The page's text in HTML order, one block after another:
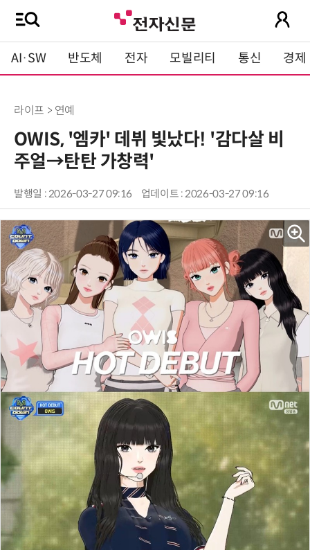
AI·SW 반도체 전자 모빌리티 통신 경제
라이프 > 연예
OWIS, '엠카' 데뷔 빛났다! '감다살 비
주얼→탄탄 가창력'
발행일 : 2026-03-27 09:16 업데이트 : 2026-03-27 09:16